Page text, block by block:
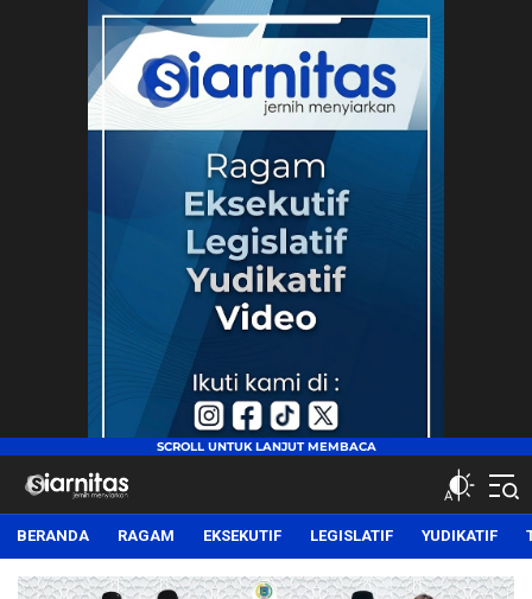
siarnitas
Jernih Menyiarkan
BERANDA RAGAM EKSEKUTIF LEGISLATIF YUDIKATIF